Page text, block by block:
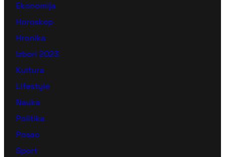
Ekonomija
Horoskop
Hronika
Izbori 2023
Kultura
Lifestyle
Nauka
Politika
Posao
Sport